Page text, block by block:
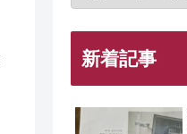
新着記事